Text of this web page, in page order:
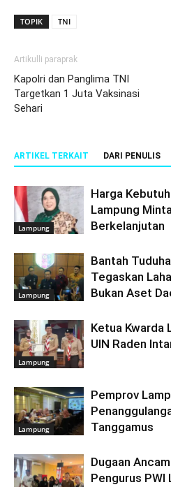
TOPIK TNI
Artikulli paraprak
Kapolri dan Panglima TNI
Targetkan 1 Juta Vaksinasi
Sehari
ARTIKEL TERKAIT DARI PENULIS
Lampung
Harga
Lampung
Berkelanjutan
Lampung
Bantah
Tegaskan
Bukan Aset
Lampung
Ketua Kwarda
UIN Raden
Lampung
Pemprov
Tanggamus
Dugaan
Pengurus PWI